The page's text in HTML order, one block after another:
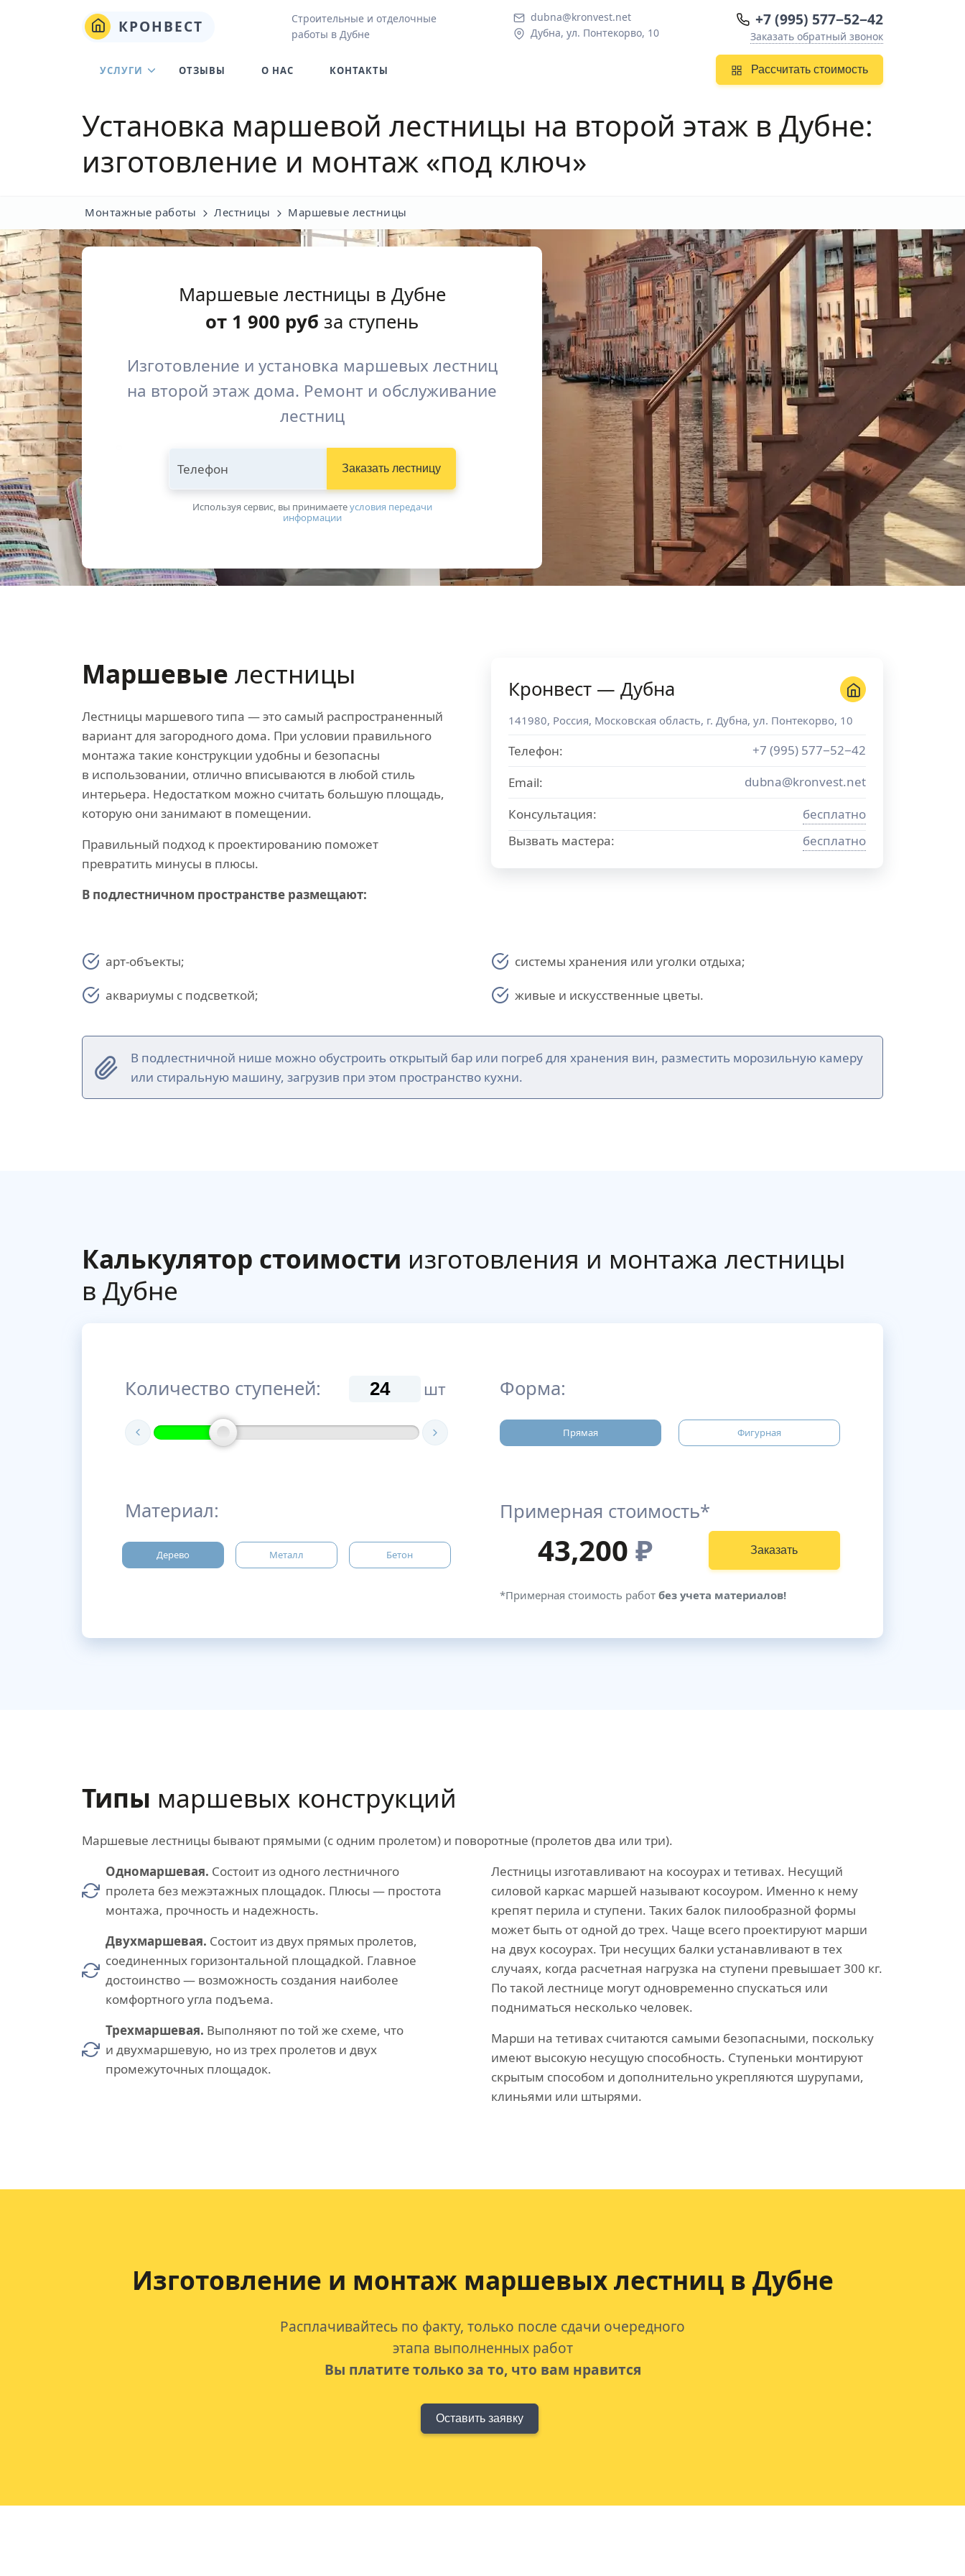
КРОНВЕСТ
Строительные и отделочные
работы в Дубне
dubna@kronvest.net
Дубна, ул. Понтекорво, 10
+7 (995) 577−52−42
Заказать обратный звонок
Рассчитать стоимость
УСЛУГИ ОТЗЫВЫ О НАС КОНТАКТЫ
Установка маршевой лестницы на второй этаж в Дубне:
изготовление и монтаж «под ключ»
Монтажные работы Лестницы Маршевые лестницы
Маршевые лестницы в Дубне
от 1 900 руб за ступень
Изготовление и установка маршевых лестниц
на второй этаж дома. Ремонт и обслуживание
лестниц
Телефон Заказать лестницу
Используя сервис, вы принимаетeусловия передачи
информации
Маршевые лестницы
Лестницы маршевого типа — это самый распространенный
вариант для загородного дома. При условии правильного
монтажа такие конструкции удобны и безопасны
в использовании, отлично вписываются в любой стиль
интерьера. Недостатком можно считать большую площадь,
которую они занимают в помещении.
Правильный подход к проектированию поможет
превратить минусы в плюсы.
В подлестничном пространстве размещают:
Кронвест — Дубна
141980, Россия, Московская область, г. Дубна, ул. Понтекорво, 10
Телефон:
+7 (995) 577−52−42
Email:
dubna@kronvest.net
Консультация:
бесплатно
Вызвать мастера:
бесплатно
арт-объекты;
аквариумы с подсветкой;
системы хранения или уголки отдыха;
живые и искусственные цветы.
В подлестничной нише можно обустроить открытый бар или погреб для хранения вин, разместить морозильную камеру
или стиральную машину, загрузив при этом пространство кухни.
Калькулятор стоимости изготовления и монтажа лестницы
в Дубне
Количество ступеней: шт
Материал:
Дерево Металл Бетон
Форма:
Прямая Фигурная
Примерная стоимость*
43,200 ₽ Заказать
*Примерная стоимость работ без учета материалов!
Типы маршевых конструкций
Маршевые лестницы бывают прямыми (с одним пролетом) и поворотные (пролетов два или три).
Одномаршевая. Состоит из одного лестничного
пролета без межэтажных площадок. Плюсы — простота
монтажа, прочность и надежность.
Двухмаршевая. Состоит из двух прямых пролетов,
соединенных горизонтальной площадкой. Главное
достоинство — возможность создания наиболее
комфортного угла подъема.
Трехмаршевая. Выполняют по той же схеме, что
и двухмаршевую, но из трех пролетов и двух
промежуточных площадок.
Лестницы изготавливают на косоурах и тетивах. Несущий
силовой каркас маршей называют косоуром. Именно к нему
крепят перила и ступени. Таких балок пилообразной формы
может быть от одной до трех. Чаще всего проектируют марши
на двух косоурах. Три несущих балки устанавливают в тех
случаях, когда расчетная нагрузка на ступени превышает 300 кг.
По такой лестнице могут одновременно спускаться или
подниматься несколько человек.
Марши на тетивах считаются самыми безопасными, поскольку
имеют высокую несущую способность. Ступеньки монтируют
скрытым способом и дополнительно укрепляются шурупами,
клиньями или штырями.
Изготовление и монтаж маршевых лестниц в Дубне
Расплачивайтесь по факту, только после сдачи очередного
этапа выполненных работ
Вы платите только за то, что вам нравится
Оставить заявку